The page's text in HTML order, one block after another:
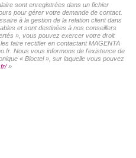
sont enregistrées dans un fichier
pour gérer votre demande de contact.
à la gestion de la relation client dans
et sont destinées à nos conseillers
», vous pouvez exercer votre droit
faire rectifier en contactant MAGENTA
Nous vous informons de l'existence de
« Bloctel », sur laquelle vous pouvez
»